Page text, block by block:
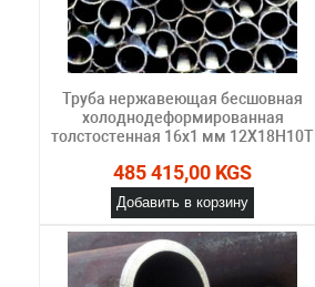
Труба нержавеющая бесшовная
холоднодеформированная
толстостенная 16х1 мм 12Х18Н10Т
485 415,00 KGS
Добавить в корзину